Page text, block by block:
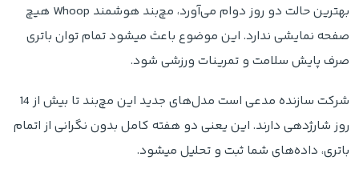
بهترین حالت دو روز دوام می‌آورد، مچ‌بند هوشمند Whoop هیچ
صفحه نمایشی ندارد. این موضوع باعث میشود تمام توان باتری
صرف پایش سلامت و تمرینات ورزشی شود.
شرکت سازنده مدعی است مدل‌های جدید این مچ‌بند تا بیش از 14
روز شارژدهی دارند. این یعنی دو هفته کامل بدون نگرانی از اتمام
باتری، داده‌های شما ثبت و تحلیل میشود.